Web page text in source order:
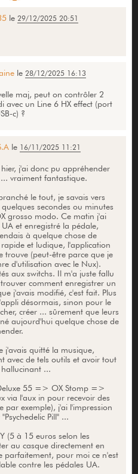
le 29/12/2025 20:51
le 28/12/2025 16:13
maj, peut on contrôler 2
avec un Line 6 HX effect (port
c) ?
le 16/11/2025 11:21
j'ai donc pu appréhender
vraiment fantastique.
le tout, je savais vers
secondes ou minutes
grosso modo. Ce matin j'ai
et enregistré la pédale,
à quelque chose de
et ludique, l'application
trouve (peut-être parce que je
d'utilisation avec le Nux).
aux switchs. Il m'a juste fallu
comment enregistrer un
j'avais modifié, c'est fait. Plus
désormais, sinon pour le
créer ... sûrement que leurs
aujourd'hui quelque chose de
j'avais quitté la musique,
avec de tels outils et avoir tout
hallucinant ...
55 => OX Stomp =>
via l'aux in pour recevoir des
par exemple), j'ai l'impression
Pill" ...
(5 à 15 euros selon les
au casque directement en
parfaitement, pour moi ce n'est
contre les pédales UA.